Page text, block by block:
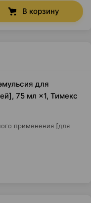
В корзину
для
75 мл ×1, Тимекс
применения [для